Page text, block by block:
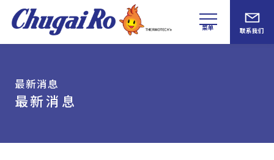
菜单 联系我们
最新消息
最新消息